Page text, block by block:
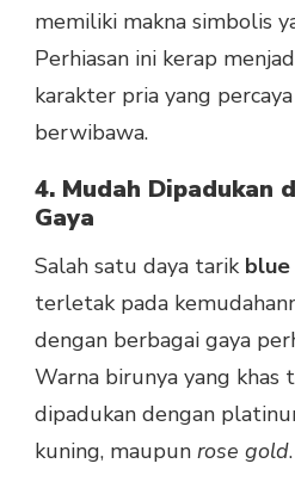
memiliki makna simbolis
Perhiasan ini kerap
karakter pria yang
berwibawa.
4. Mudah Dipadukan
Gaya
Salah satu daya tarik blue
terletak pada
dengan berbagai gaya
Warna birunya yang khas
dipadukan dengan
kuning, maupun rose gold.